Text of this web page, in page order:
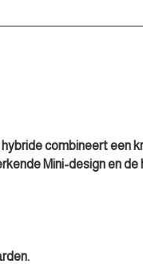
combineert een
Mini-design en